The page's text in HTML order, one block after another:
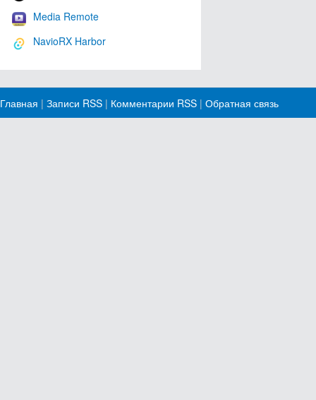
Media Remote
NavioRX Harbor
Главная | Записи RSS | Комментарии RSS | Обратная связь